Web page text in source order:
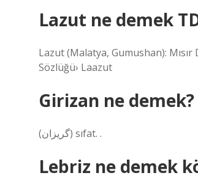
Lazut ne demek
Lazut (Malatya, Gumushan):
Sözlüğü› Laazut
Girizan ne demek?
(ﮔﺮﻳﺰﺍﻥ) sıfat. .
Lebriz ne demek